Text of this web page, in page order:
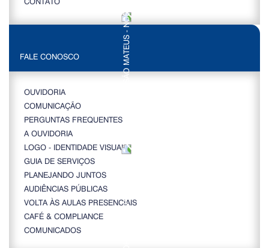
FALE CONOSCO
OUVIDORIA
COMUNICAÇÃO
PERGUNTAS FREQUENTES
A OUVIDORIA
LOGO - IDENTIDADE VISUAL
GUIA DE SERVIÇOS
PLANEJANDO JUNTOS
AUDIÊNCIAS PÚBLICAS
VOLTA ÀS AULAS PRESENCIAIS
CAFÉ & COMPLIANCE
COMUNICADOS